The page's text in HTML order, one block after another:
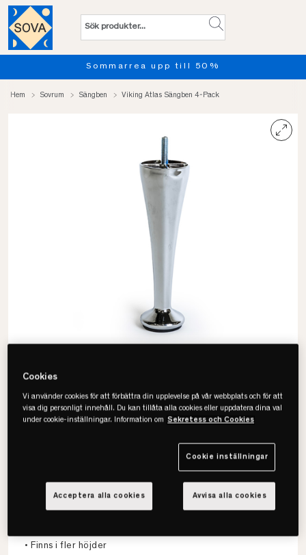
Sommarrea upp till 50%
Hem Sovrum Sängben Viking Atlas Sängben 4-Pack
Viking
Atlas Sängben 4-pack
• Finns i fler höjder
Cookies
Vi använder cookies för att förbättra din upplevelse på vår webbplats och för att
visa dig personligt innehåll. Du kan tillåta alla cookies eller uppdatera dina val
under cookie-inställningar. Information om Sekretess och Cookies
Cookie inställningar
Avvisa alla cookies
Acceptera alla cookies